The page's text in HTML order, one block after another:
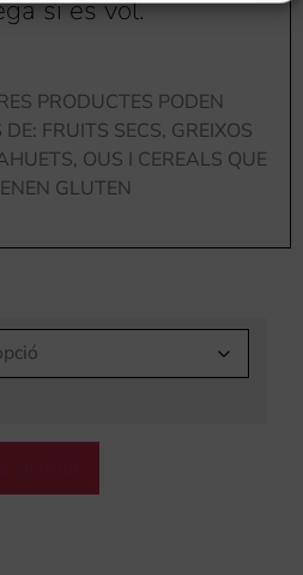
si es vol.
PRODUCTES PODEN
FRUITS SECS, GREIXOS
OUS I CEREALS QUE
GLUTEN